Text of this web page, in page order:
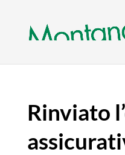
Rinviato